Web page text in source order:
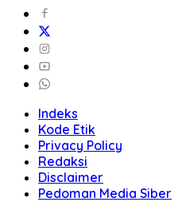
Indeks
Kode Etik
Privacy Policy
Redaksi
Disclaimer
Pedoman Media Siber